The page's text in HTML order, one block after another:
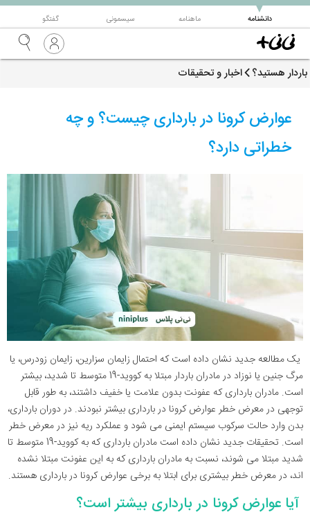
دانشنامه
▼ ماهنامه سیسمونی گفتگو
باردار هستید؟ اخبار و تحقیقات
عوارض کرونا در بارداری چیست؟ و چه
خطراتی دارد؟
یک مطالعه جدید نشان داده است که احتمال زایمان سزارین، زایمان زودرس، یا
مرگ جنین یا نوزاد در مادران باردار مبتلا به کووید-19 متوسط تا شدید، بیشتر
است. مادران بارداری که عفونت بدون علامت یا خفیف داشتند، به طور قابل
توجهی در معرض خطر عوارض کرونا در بارداری بیشتر نبودند. در دوران بارداری،
بدن وارد حالت سرکوب سیستم ایمنی می شود و عملکرد ریه نیز در معرض خطر
است. تحقیقات جدید نشان داده است مادران بارداری که به کووید-19 متوسط تا
شدید مبتلا می شوند، نسبت به مادران بارداری که به این عفونت مبتلا نشده
اند، در معرض خطر بیشتری برای ابتلا به برخی عوارض کرونا در بارداری هستند.
آیا عوارض کرونا در بارداری بیشتر است؟